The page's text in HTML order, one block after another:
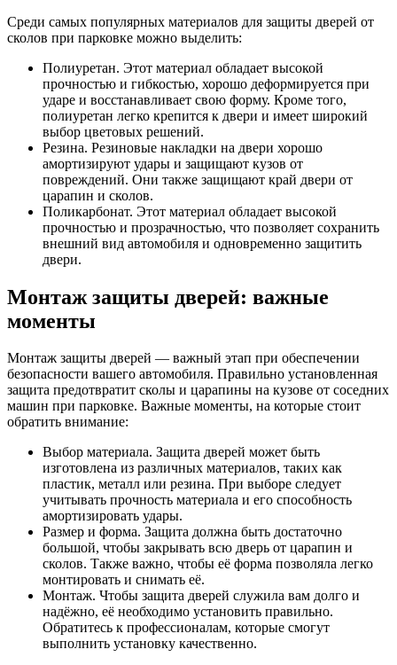
Среди самых популярных материалов для защиты дверей от
сколов при парковке можно выделить:
Полиуретан. Этот материал обладает высокой
прочностью и гибкостью, хорошо деформируется при
ударе и восстанавливает свою форму. Кроме того,
полиуретан легко крепится к двери и имеет широкий
выбор цветовых решений.
Резина. Резиновые накладки на двери хорошо
амортизируют удары и защищают кузов от
повреждений. Они также защищают край двери от
царапин и сколов.
Поликарбонат. Этот материал обладает высокой
прочностью и прозрачностью, что позволяет сохранить
внешний вид автомобиля и одновременно защитить
двери.
Монтаж защиты дверей: важные
моменты
Монтаж защиты дверей — важный этап при обеспечении
безопасности вашего автомобиля. Правильно установленная
защита предотвратит сколы и царапины на кузове от соседних
машин при парковке. Важные моменты, на которые стоит
обратить внимание:
Выбор материала. Защита дверей может быть
изготовлена из различных материалов, таких как
пластик, металл или резина. При выборе следует
учитывать прочность материала и его способность
амортизировать удары.
Размер и форма. Защита должна быть достаточно
большой, чтобы закрывать всю дверь от царапин и
сколов. Также важно, чтобы её форма позволяла легко
монтировать и снимать её.
Монтаж. Чтобы защита дверей служила вам долго и
надёжно, её необходимо установить правильно.
Обратитесь к профессионалам, которые смогут
выполнить установку качественно.